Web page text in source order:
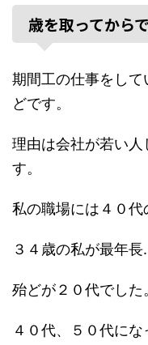
歳を取ってから
期間工の仕事をし
どです。
理由は会社が若い
す。
私の職場には４０代
３４歳の私が最年長
殆どが２０代でした
４０代、５０代に